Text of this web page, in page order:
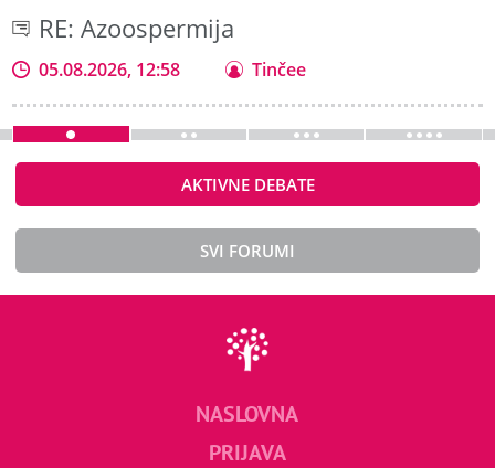
RE: Azoospermija
05.08.2026, 12:58 Tinčee
AKTIVNE DEBATE
SVI FORUMI
NASLOVNA
PRIJAVA